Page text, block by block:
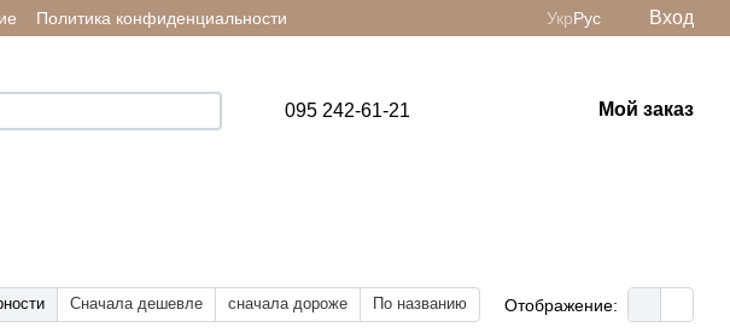
Политика конфиденциальности
УкрРус Вход
095 242-61-21 Мой заказ
Сначала дешевле сначала дороже По названию Отображение: